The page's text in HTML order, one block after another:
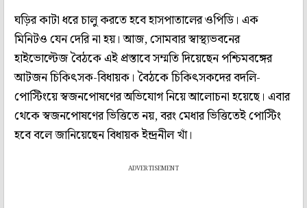
ঘড়ির কাটা ধরে চালু করতে হবে হাসপাতালের ওপিডি। এক
মিনিটও যেন দেরি না হয়। আজ, সোমবার স্বাস্থ‌্যভবনের
হাইভোল্টেজ বৈঠকে এই প্রস্তাবে সম্মতি দিয়েছেন পশ্চিমবঙ্গের
আটজন চিকিৎসক-বিধায়ক। বৈঠকে চিকিৎসকদের বদলি-
পোস্টিংয়ে স্বজনপোষণের অভিযোগ নিয়ে আলোচনা হয়েছে। এবার
থেকে স্বজনপোষণের ভিত্তিতে নয়, বরং মেধার ভিত্তিতেই পোস্টিং
হবে বলে জানিয়েছেন বিধায়ক ইন্দ্রনীল খাঁ।
ADVERTISEMENT